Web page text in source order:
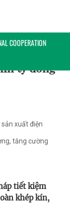
COOPERATION
tỷ đồng
xuất điện
tăng cường
tiết kiệm
khép kín,